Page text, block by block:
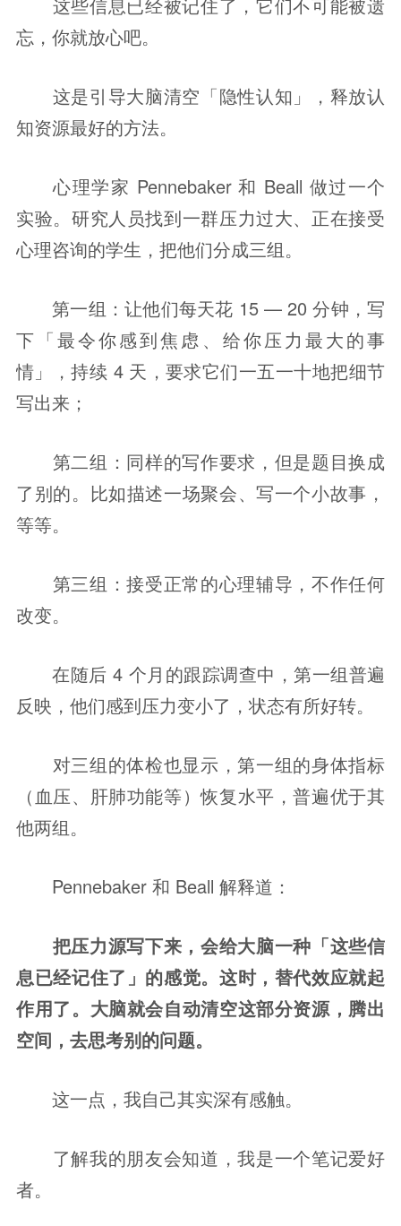
忘，你就放心吧。
这是引导大脑清空「隐性认知」，释放认
知资源最好的方法。
心理学家 Pennebaker 和 Beall 做过一个
实验。研究人员找到一群压力过大、正在接受
心理咨询的学生，把他们分成三组。
第一组：让他们每天花 15 — 20 分钟，写
下「最令你感到焦虑、给你压力最大的事
情」，持续 4 天，要求它们一五一十地把细节
写出来；
第二组：同样的写作要求，但是题目换成
了别的。比如描述一场聚会、写一个小故事，
等等。
第三组：接受正常的心理辅导，不作任何
改变。
在随后 4 个月的跟踪调查中，第一组普遍
反映，他们感到压力变小了，状态有所好转。
对三组的体检也显示，第一组的身体指标
（血压、肝肺功能等）恢复水平，普遍优于其
他两组。
Pennebaker 和 Beall 解释道：
把压力源写下来，会给大脑一种「这些信
息已经记住了」的感觉。这时，替代效应就起
作用了。大脑就会自动清空这部分资源，腾出
空间，去思考别的问题。
这一点，我自己其实深有感触。
了解我的朋友会知道，我是一个笔记爱好
者。